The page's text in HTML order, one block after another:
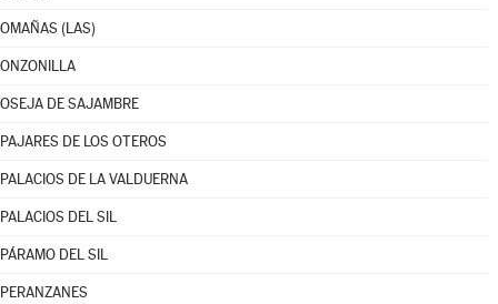
OMAÑAS (LAS)
ONZONILLA
OSEJA DE SAJAMBRE
PAJARES DE LOS OTEROS
PALACIOS DE LA VALDUERNA
PALACIOS DEL SIL
PÁRAMO DEL SIL
PERANZANES